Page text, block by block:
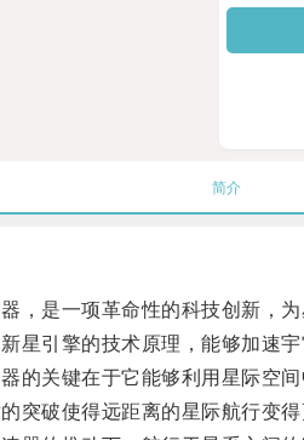
简介
是一项革命性的科技创新，为
引擎的技术原理，能够加速宇
关键在于它能够利用星际空间
破使得远距离的星际航行变得